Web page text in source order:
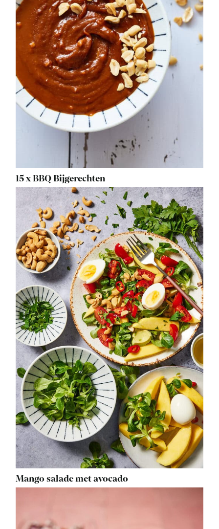
15 x BBQ Bijgerechten
Mango salade met avocado